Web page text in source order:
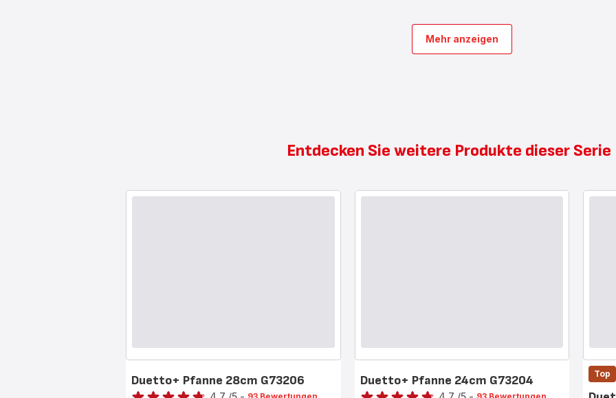
Mehr anzeigen
Entdecken Sie weitere Produkte dieser
Duetto+ Pfanne 28cm G73206
Bewertung Duetto+ Pfanne 24cm G73204
Bewertung
Top